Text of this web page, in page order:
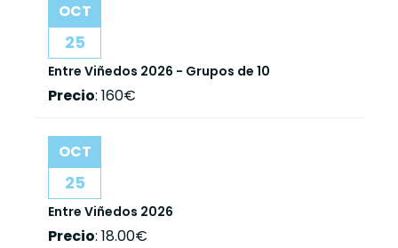
OCT
25
Entre Viñedos 2026 - Grupos de 10
Precio: 160€
OCT
25
Entre Viñedos 2026
Precio: 18.00€